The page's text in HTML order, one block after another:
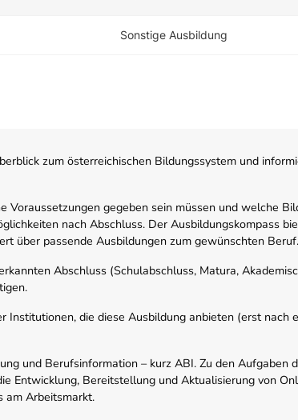
Sonstige Ausbildung
zum österreichischen Bildungssystem und
gegeben sein müssen und welche
nach Abschluss. Der Ausbildungskompass
über passende Ausbildungen zum gewünschten Beruf.
Abschluss (Schulabschluss, Matura,
Institutionen, die diese Ausbildung anbieten (erst nach
und Berufsinformation – kurz ABI. Zu den Aufgaben
Entwicklung, Bereitstellung und Aktualisierung von
am Arbeitsmarkt.